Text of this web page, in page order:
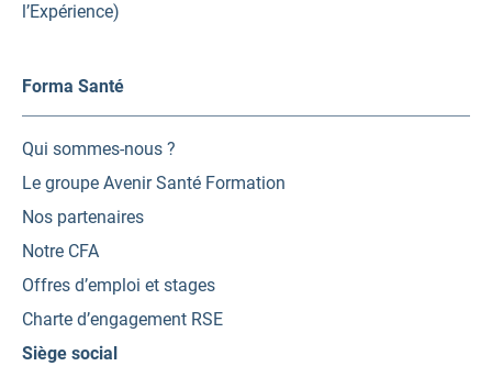
l’Expérience)
Forma Santé
Qui sommes-nous ?
Le groupe Avenir Santé Formation
Nos partenaires
Notre CFA
Offres d’emploi et stages
Charte d’engagement RSE
Siège social